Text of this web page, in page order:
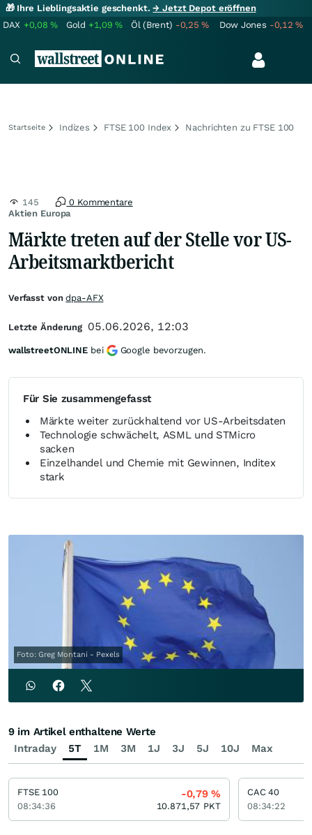
🎁 Ihre Lieblingsaktie geschenkt.→ Jetzt Depot eröffnen
DAX +0,08% Gold +1,09% Öl (Brent) -0,25% Dow Jones -0,12%
Startseite Indizes FTSE 100 Index Nachrichten zu FTSE 100
Aktien Europa
145 0 Kommentare
Märkte treten auf der Stelle vor US-
Arbeitsmarktbericht
Für Sie zusammengefasst
Märkte weiter zurückhaltend vor US-Arbeitsdaten
Technologie schwächelt, ASML und STMicro
sacken
Einzelhandel und Chemie mit Gewinnen, Inditex
stark
Foto: Greg Montani - Pexels
Verfasst vondpa-AFX
Letzte Änderung 05.06.2026, 12:03
wallstreetONLINE bei Google bevorzugen.
Intraday 5T 1M 3M 1J 3J 5J 10J Max
9 im Artikel enthaltene Werte
FTSE 100
08:34:36
-0,79%
10.871,57 PKT
CAC 40
08:34:22